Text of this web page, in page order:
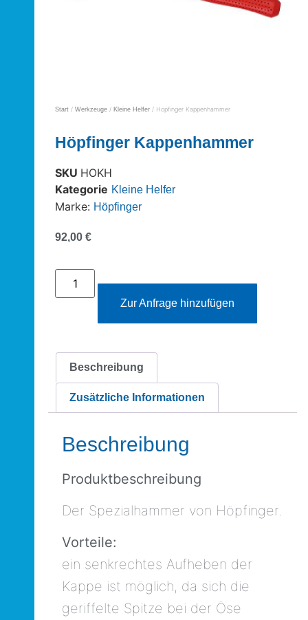
Start / Werkzeuge / Kleine Helfer / Höpfinger Kappenhammer
Höpfinger Kappenhammer
SKU HOKH
Kategorie Kleine Helfer
Marke: Höpfinger
92,00 €
Zur Anfrage hinzufügen
Beschreibung
Zusätzliche Informationen
Beschreibung
Produktbeschreibung
Der Spezialhammer von Höpfinger.
Vorteile:
ein senkrechtes Aufheben der
Kappe ist möglich, da sich die
geriffelte Spitze bei der Öse